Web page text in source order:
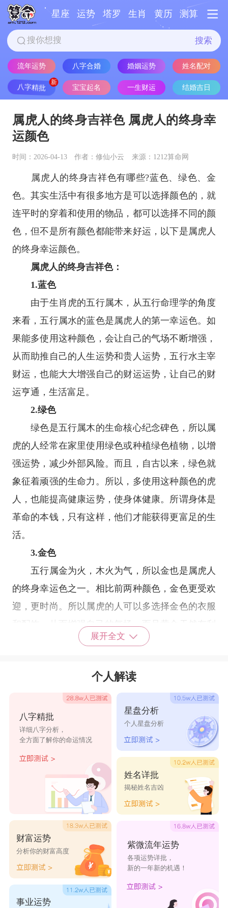
星座 运势 塔罗 生肖 黄历 测算
搜索
流年运势 八字合婚 婚姻运势 姓名配对
八字精批 宝宝起名 一生财运 结婚吉日
属虎人的终身吉祥色 属虎人的终身幸
运颜色
时间：2026-04-13 作者：修仙小云 来源：1212算命网
属虎人的终身吉祥色有哪些?蓝色、绿色、金
色。其实生活中有很多地方是可以选择颜色的，就
连平时的穿着和使用的物品，都可以选择不同的颜
色，但不是所有颜色都能带来好运，以下是属虎人
的终身幸运颜色。
属虎人的终身吉祥色：
1.蓝色
由于生肖虎的五行属木，从五行命理学的角度
来看，五行属水的蓝色是属虎人的第一幸运色。如
果能多使用这种颜色，会让自己的气场不断增强，
从而助推自己的人生运势和贵人运势，五行水主宰
财运，也能大大增强自己的财运运势，让自己的财
运亨通，生活富足。
2.绿色
绿色是五行属木的生命核心纪念碑色，所以属
虎的人经常在家里使用绿色或种植绿色植物，以增
强运势，减少外部风险。而且，自古以来，绿色就
象征着顽强的生命力。所以，多使用这种颜色的虎
人，也能提高健康运势，使身体健康。所谓身体是
革命的本钱，只有这样，他们才能获得更富足的生
活。
3.金色
五行属金为火，木火为气，所以金也是属虎人
的终身幸运色之一。相比前两种颜色，金色更受欢
迎，更时尚。所以属虎的人可以多选择金色的衣服
和配饰，从而增强自己的气场。而且黄金天然有利
于黄金，可以增加属虎人的财富值，让他们以后的
小编还有更多有关属虎人的内容进行分享。
属虎人的幸运数字：
5
属虎人可以使用数字5来作为自己的姓名数字
属虎人性格脾气方面活泼开朗，有时候说话过于随
心所欲或惹来麻烦，数字5能够取长补短，让属虎
人的情绪更加稳定一些，处事积极，不会招惹麻
烦。购买衣服鞋子时也可以使用数字5的，能够让
自己的运势变得平稳。
6
属虎人利用数字6能够让自己招财转运，积累
大量的财富，整个过程虽然显得很缓慢，但是随着
展开全文
个人解读
八字精批
详细八字分析，
全方面了解你的命运情况
财富运势
分析你的财富高度
事业运势
星盘分析
个人星盘分析
姓名详批
揭秘姓名吉凶
紫微流年运势
各项运势详批，
新的一年新的机遇！